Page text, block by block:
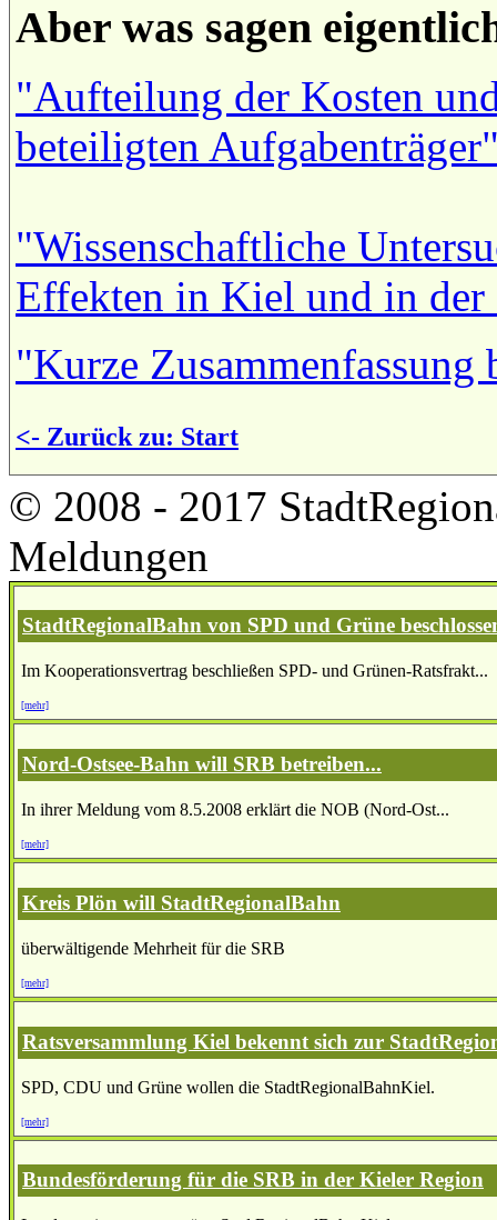
Aber was sagen
"Aufteilung der Kosten
beteiligten
"Wissenschaftliche
Effekten in Kiel und in der
"Kurze Zusammenfassung
<- Zurück zu: Start
© 2008 - 2017
Meldungen
StadtRegionalBahn von SPD und Grüne
Im Kooperationsvertrag beschließen SPD- und Grünen-Ratsfrakt...
[mehr]
Nord-Ostsee-Bahn will SRB betreiben...
In ihrer Meldung vom 8.5.2008 erklärt die NOB (Nord-Ost...
[mehr]
Kreis Plön will StadtRegionalBahn
überwältigende Mehrheit für die SRB
[mehr]
Ratsversammlung Kiel bekennt sich zur
SPD, CDU und Grüne wollen die StadtRegionalBahnKiel.
[mehr]
Bundesförderung für die SRB in der Kieler Region